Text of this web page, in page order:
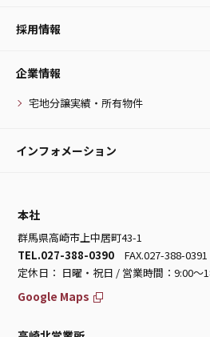
採用情報
企業情報
宅地分譲実績・所有物件
インフォメーション
本社
群馬県高崎市上中居町43-1
TEL.027-388-0390 FAX.027-388-0391
定休日： 日曜・祝日 / 営業時間：9:00～
Google Maps